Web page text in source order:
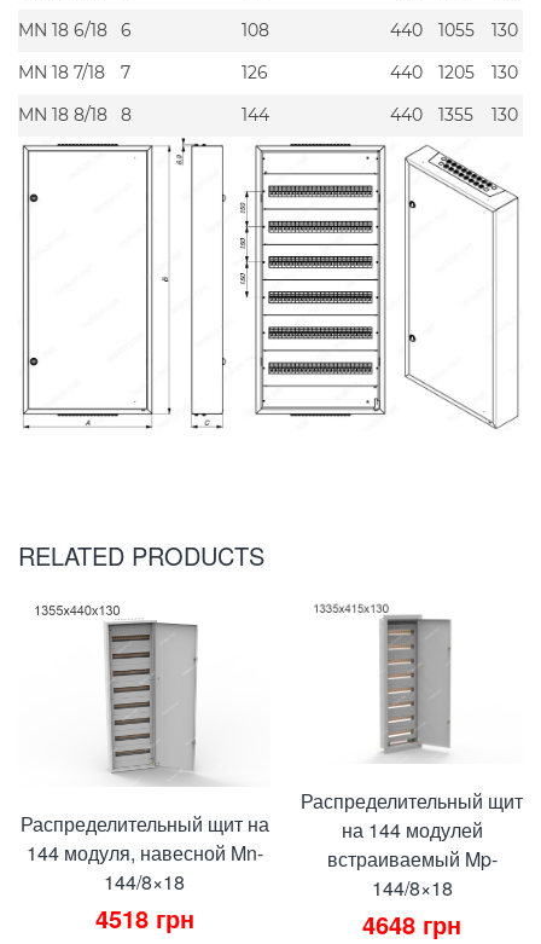
MN 18 6/18
6 108 440 1055
130
MN 18 7/18
7 126 440 1205
130
MN 18 8/18
8 144 440 1355 130
RELATED PRODUCTS
Распределительный щит на
144 модуля, навесной Mn-
144/8×18
4518 грн
Распределительный щит
на 144 модулей
встраиваемый Mp-
144/8×18
4648 грн